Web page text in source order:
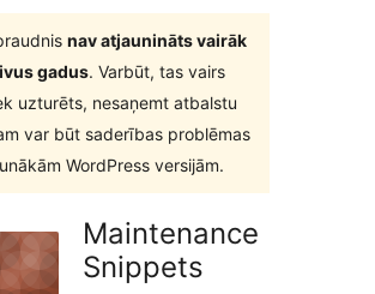
nav atjaunināts vairāk
gadus. Varbūt, tas vairs
uzturēts, nesaņemt atbalstu
var būt saderības problēmas
WordPress versijām.
Maintenance
Snippets